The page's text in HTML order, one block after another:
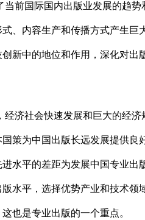
前国际国内出版业发展的趋
、内容生产和传播方式产生
新中的地位和作用，深化对
济社会快速发展和巨大的经
策为中国出版长远发展提供
水平的差距为发展中国专业
水平，选择优势产业和技术
也是专业出版的一个重点。